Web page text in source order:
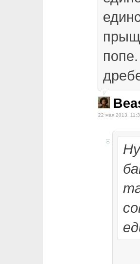
прыщ
22 мая 2013,